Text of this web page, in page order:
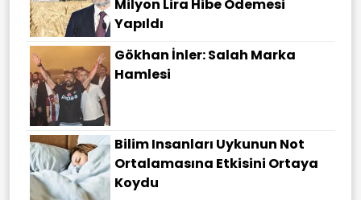
Milyon Lira Hibe Ödemesi
Yapıldı
Gökhan İnler: Salah Marka
Hamlesi
Bilim Insanları Uykunun Not
Ortalamasına Etkisini Ortaya
Koydu